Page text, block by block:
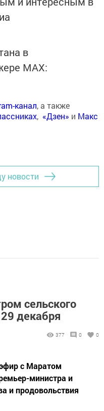
в
MАХ:
канал, а также
, «Дзен» и Макс
новости
сельского
декабря
377 0 0
с Маратом
министра и
и продовольствия